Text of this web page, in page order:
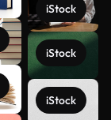
iStock
iStock
iStock